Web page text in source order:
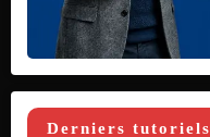
Derniers tutoriels